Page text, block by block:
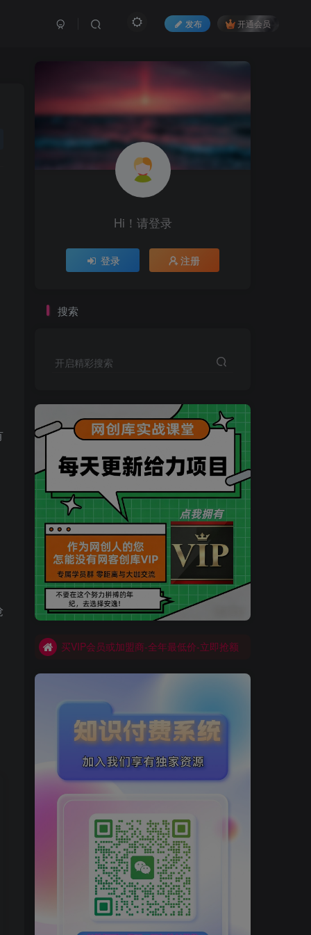
发布 开通会员
Hi！请登录
登录 注册
搜索
开启精彩搜索
买VIP会员或加盟商-全年最低价-立即抢额
网创库-限时优惠 别错过!
买VIP会员或加盟商-全年最低价-立即抢额
网创库-限时优惠 别错过!